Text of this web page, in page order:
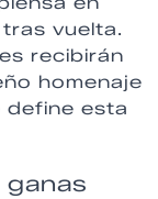
vuelta.
recibirán
homenaje
define esta